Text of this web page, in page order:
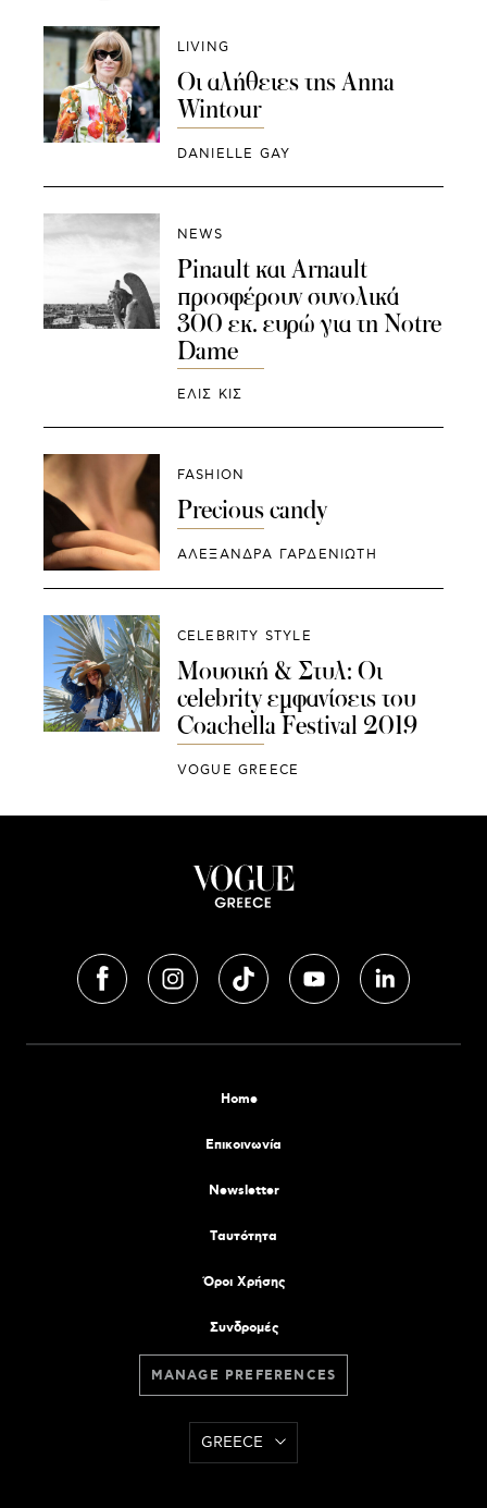
LIVING
Οι αλήθειες της Anna
Wintour
DANIELLE GAY
NEWS
Pinault και Arnault
προσφέρουν συνολικά
300 εκ. ευρώ για τη Notre
Dame
ΕΛΙΣ ΚΙΣ
FASHION
Precious candy
ΑΛΕΞΑΝΔΡΑ ΓΑΡΔΕΝΙΩΤΗ
CELEBRITY STYLE
Μουσική & Στυλ: Oι
celebrity εμφανίσεις του
Coachella Festival 2019
VOGUE GREECE
Home
Επικοινωνία
Newsletter
Tαυτότητα
Όροι Χρήσης
Συνδρομές
MANAGE PREFERENCES
GREECE